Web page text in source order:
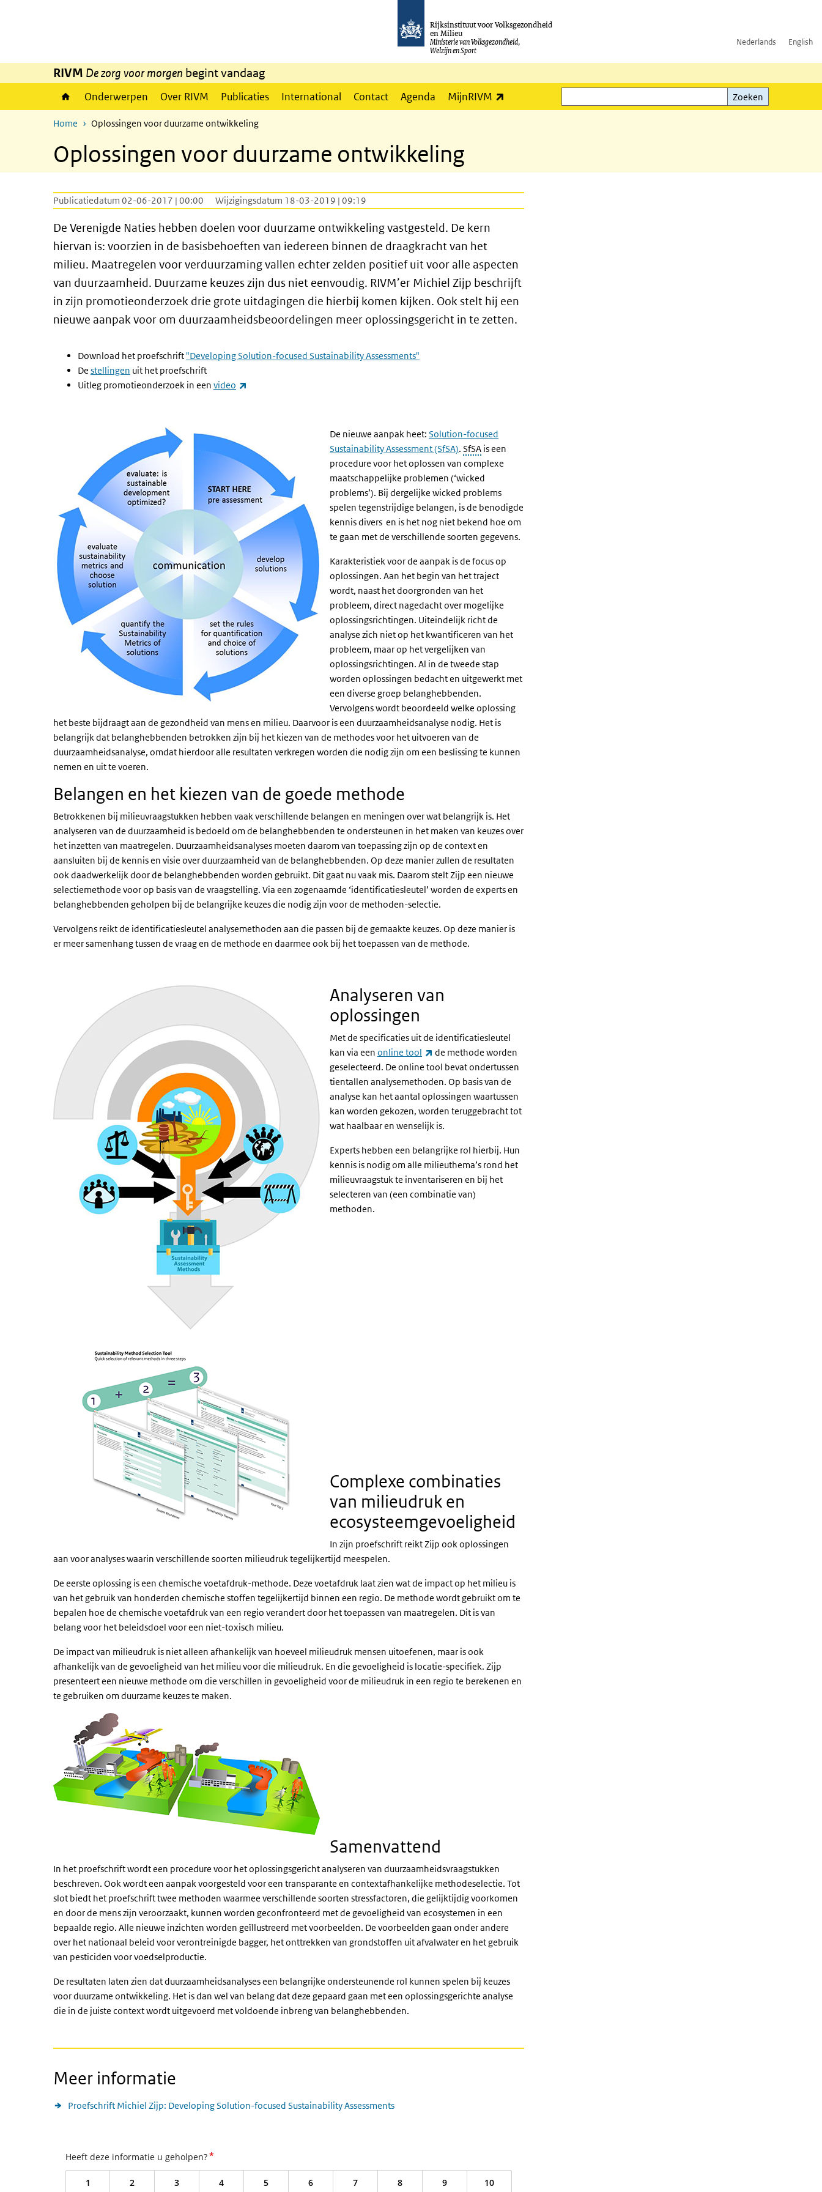
Rijksinstituut voor Volksgezondheid
en Milieu
Ministerie van Volksgezondheid,
Welzijn en Sport
Nederlands English
RIVM De zorg voor morgen begint vandaag
Onderwerpen Over RIVM Publicaties International Contact Agenda MijnRIVM
Zoeken
Zoeken
Home Oplossingen voor duurzame ontwikkeling
Oplossingen voor duurzame ontwikkeling
Publicatiedatum 02-06-2017 | 00:00 Wijzigingsdatum 18-03-2019 | 09:19
De Verenigde Naties hebben doelen voor duurzame ontwikkeling vastgesteld. De kern
hiervan is: voorzien in de basisbehoeften van iedereen binnen de draagkracht van het
milieu. Maatregelen voor verduurzaming vallen echter zelden positief uit voor alle aspecten
van duurzaamheid. Duurzame keuzes zijn dus niet eenvoudig. RIVM’er Michiel Zijp beschrijft
in zijn promotieonderzoek drie grote uitdagingen die hierbij komen kijken. Ook stelt hij een
nieuwe aanpak voor om duurzaamheidsbeoordelingen meer oplossingsgericht in te zetten.
Download het proefschrift "Developing Solution-focused Sustainability Assessments"
De stellingen uit het proefschrift
Uitleg promotieonderzoek in een video
De nieuwe aanpak heet: Solution-focused
Sustainability Assessment (SfSA). SfSA is een
procedure voor het oplossen van complexe
maatschappelijke problemen (‘wicked
problems’). Bij dergelijke wicked problems
spelen tegenstrijdige belangen, is de benodigde
kennis divers en is het nog niet bekend hoe om
te gaan met de verschillende soorten gegevens.
Karakteristiek voor de aanpak is de focus op
oplossingen. Aan het begin van het traject
wordt, naast het doorgronden van het
probleem, direct nagedacht over mogelijke
oplossingsrichtingen. Uiteindelijk richt de
analyse zich niet op het kwantificeren van het
probleem, maar op het vergelijken van
oplossingsrichtingen. Al in de tweede stap
worden oplossingen bedacht en uitgewerkt met
een diverse groep belanghebbenden.
Vervolgens wordt beoordeeld welke oplossing
het beste bijdraagt aan de gezondheid van mens en milieu. Daarvoor is een duurzaamheidsanalyse nodig. Het is
belangrijk dat belanghebbenden betrokken zijn bij het kiezen van de methodes voor het uitvoeren van de
duurzaamheidsanalyse, omdat hierdoor alle resultaten verkregen worden die nodig zijn om een beslissing te kunnen
nemen en uit te voeren.
Belangen en het kiezen van de goede methode
Betrokkenen bij milieuvraagstukken hebben vaak verschillende belangen en meningen over wat belangrijk is. Het
analyseren van de duurzaamheid is bedoeld om de belanghebbenden te ondersteunen in het maken van keuzes over
het inzetten van maatregelen. Duurzaamheidsanalyses moeten daarom van toepassing zijn op de context en
aansluiten bij de kennis en visie over duurzaamheid van de belanghebbenden. Op deze manier zullen de resultaten
ook daadwerkelijk door de belanghebbenden worden gebruikt. Dit gaat nu vaak mis. Daarom stelt Zijp een nieuwe
selectiemethode voor op basis van de vraagstelling. Via een zogenaamde ‘identificatiesleutel’ worden de experts en
belanghebbenden geholpen bij de belangrijke keuzes die nodig zijn voor de methoden-selectie.
Vervolgens reikt de identificatiesleutel analysemethoden aan die passen bij de gemaakte keuzes. Op deze manier is
er meer samenhang tussen de vraag en de methode en daarmee ook bij het toepassen van de methode.
Analyseren van
oplossingen
Met de specificaties uit de identificatiesleutel
kan via een online tool (externe link)
de methode worden
geselecteerd. De online tool bevat ondertussen
tientallen analysemethoden. Op basis van de
analyse kan het aantal oplossingen waartussen
kan worden gekozen, worden teruggebracht tot
wat haalbaar en wenselijk is.
Experts hebben een belangrijke rol hierbij. Hun
kennis is nodig om alle milieuthema’s rond het
milieuvraagstuk te inventariseren en bij het
selecteren van (een combinatie van)
methoden.
Complexe combinaties
van milieudruk en
ecosysteemgevoeligheid
In zijn proefschrift reikt Zijp ook oplossingen
aan voor analyses waarin verschillende soorten milieudruk tegelijkertijd meespelen.
De eerste oplossing is een chemische voetafdruk-methode. Deze voetafdruk laat zien wat de impact op het milieu is
van het gebruik van honderden chemische stoffen tegelijkertijd binnen een regio. De methode wordt gebruikt om te
bepalen hoe de chemische voetafdruk van een regio verandert door het toepassen van maatregelen. Dit is van
belang voor het beleidsdoel voor een niet-toxisch milieu.
De impact van milieudruk is niet alleen afhankelijk van hoeveel milieudruk mensen uitoefenen, maar is ook
afhankelijk van de gevoeligheid van het milieu voor die milieudruk. En die gevoeligheid is locatie-specifiek. Zijp
presenteert een nieuwe methode om die verschillen in gevoeligheid voor de milieudruk in een regio te berekenen en
te gebruiken om duurzame keuzes te maken.
Samenvattend
In het proefschrift wordt een procedure voor het oplossingsgericht analyseren van duurzaamheidsvraagstukken
beschreven. Ook wordt een aanpak voorgesteld voor een transparante en contextafhankelijke methodeselectie. Tot
slot biedt het proefschrift twee methoden waarmee verschillende soorten stressfactoren, die gelijktijdig voorkomen
en door de mens zijn veroorzaakt, kunnen worden geconfronteerd met de gevoeligheid van ecosystemen in een
bepaalde regio. Alle nieuwe inzichten worden geïllustreerd met voorbeelden. De voorbeelden gaan onder andere
over het nationaal beleid voor verontreinigde bagger, het onttrekken van grondstoffen uit afvalwater en het gebruik
van pesticiden voor voedselproductie.
De resultaten laten zien dat duurzaamheidsanalyses een belangrijke ondersteunende rol kunnen spelen bij keuzes
voor duurzame ontwikkeling. Het is dan wel van belang dat deze gepaard gaan met een oplossingsgerichte analyse
die in de juiste context wordt uitgevoerd met voldoende inbreng van belanghebbenden.
Meer informatie
Proefschrift Michiel Zijp: Developing Solution-focused Sustainability Assessments
Heeft deze informatie u geholpen?*
1 2 3 4 5 6 7 8 9 10